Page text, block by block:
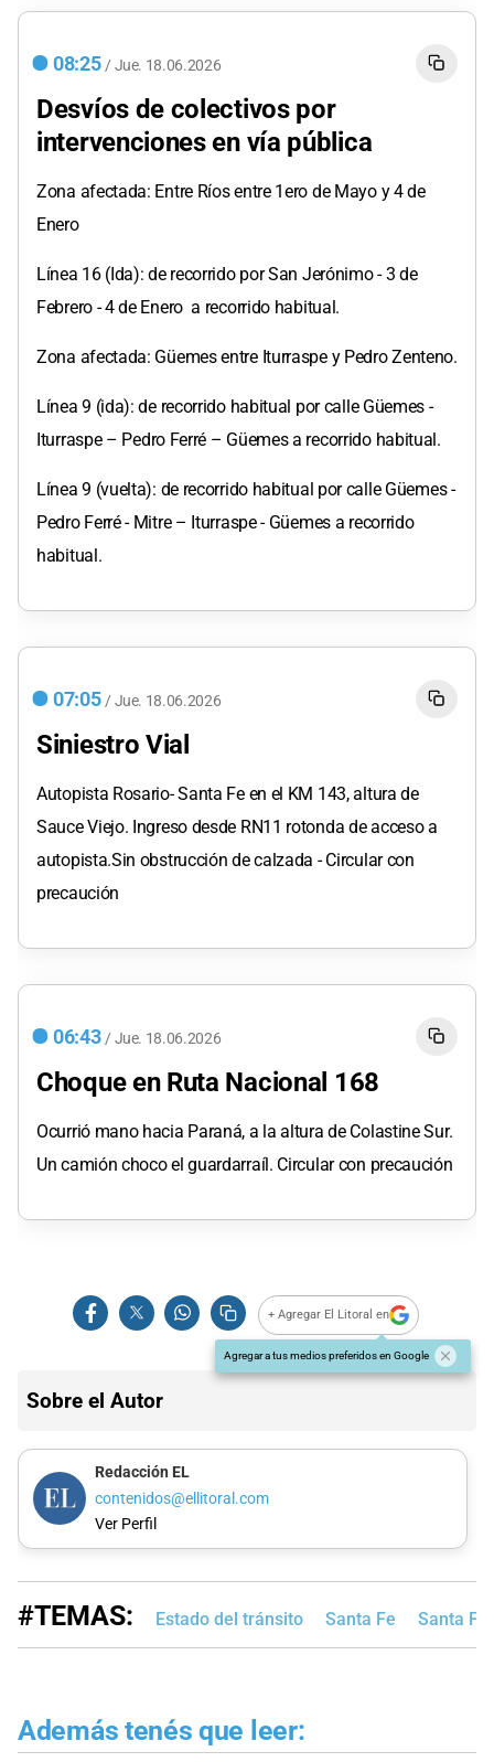
08:25 / Jue. 18.06.2026
Desvíos de colectivos por
intervenciones en vía pública
Zona afectada: Entre Ríos entre 1ero de Mayo y 4 de
Enero
Línea 16 (Ida): de recorrido por San Jerónimo - 3 de
Febrero - 4 de Enero a recorrido habitual.
Zona afectada: Güemes entre Iturraspe y Pedro Zenteno.
Línea 9 (ida): de recorrido habitual por calle Güemes -
Iturraspe – Pedro Ferré – Güemes a recorrido habitual.
Línea 9 (vuelta): de recorrido habitual por calle Güemes -
Pedro Ferré - Mitre – Iturraspe - Güemes a recorrido
habitual.
07:05 / Jue. 18.06.2026
Siniestro Vial
Autopista Rosario- Santa Fe en el KM 143, altura de
Sauce Viejo. Ingreso desde RN11 rotonda de acceso a
autopista.Sin obstrucción de calzada - Circular con
precaución
06:43 / Jue. 18.06.2026
Choque en Ruta Nacional 168
Ocurrió mano hacia Paraná, a la altura de Colastine Sur.
Un camión choco el guardarraíl. Circular con precaución
+ Agregar El Litoral en
Agregar a tus medios preferidos en Google
Sobre el Autor
Redacción EL
contenidos@ellitoral.com
Ver Perfil
#TEMAS: Estado del tránsito Santa Fe Santa Fe
Además tenés que leer: